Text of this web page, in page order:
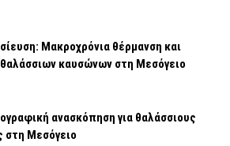
Μακροχρόνια θέρμανση και
θαλάσσιων καυσώνων στη Μεσόγειο
ανασκόπηση για θαλάσσιους
στη Μεσόγειο